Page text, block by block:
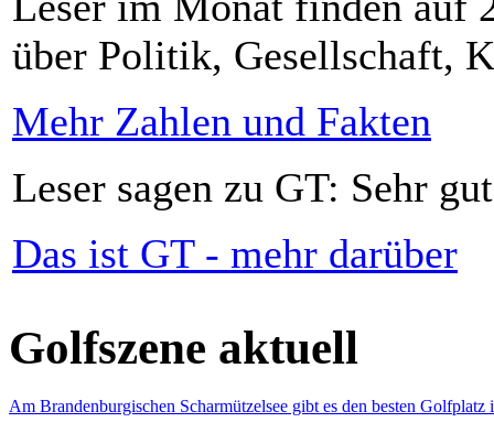
über Politik, Gesellschaft,
Mehr Zahlen und Fakten
Leser sagen zu GT: Sehr
Das ist GT - mehr darüber
Golfszene aktuell
Am Brandenburgischen Scharmützelsee gibt es den besten